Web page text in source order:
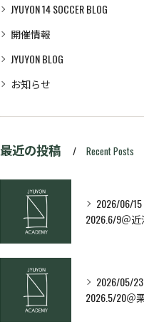
JYUYON 14 SOCCER BLOG
開催情報
JYUYON BLOG
お知らせ
最近の投稿 Recent Posts
2026/06/15
2026/05/23